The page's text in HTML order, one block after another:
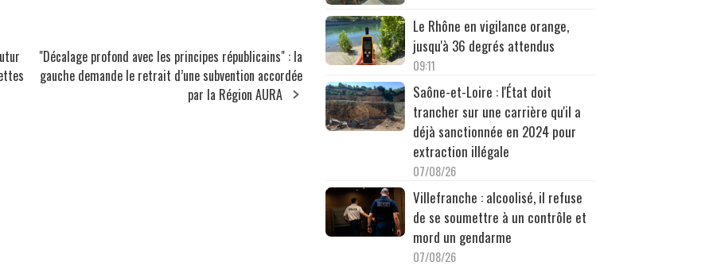
"Décalage profond avec les principes républicains" : la
gauche demande le retrait d’une subvention accordée
par la Région AURA
Le Rhône en vigilance orange,
jusqu'à 36 degrés attendus
09:11
Saône-et-Loire : l'État doit
trancher sur une carrière qu'il a
déjà sanctionnée en 2024 pour
extraction illégale
07/08/26
Villefranche : alcoolisé, il refuse
de se soumettre à un contrôle et
mord un gendarme
07/08/26